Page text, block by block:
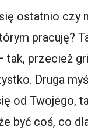
ostatnio
pracuję?
tak, przecież
Druga
od Twojego,
być coś, co